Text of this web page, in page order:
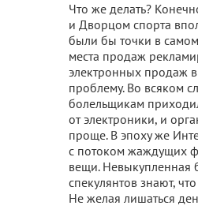
Что же делать?
и Дворцом спорта
были бы точки в
места продаж
электронных продаж
проблему. Во всяком
болельщикам
от электроники, и
проще. В эпоху же
с потоком жаждущих
вещи. Невыкупленная
спекулянтов знают,
Не желая лишаться